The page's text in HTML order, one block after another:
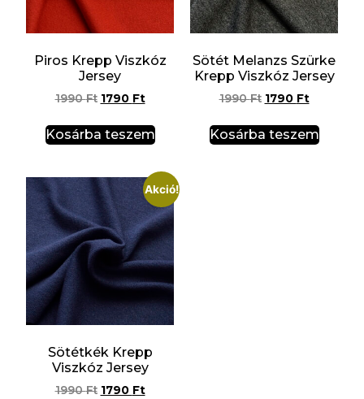
Piros Krepp Viszkóz
Jersey
1990Ft 1790 Ft
Kosárba teszem
Sötét Melanzs Szürke
Krepp Viszkóz Jersey
1990Ft 1790 Ft
Kosárba teszem
Akció!
Sötétkék Krepp
Viszkóz Jersey
1990Ft 1790 Ft